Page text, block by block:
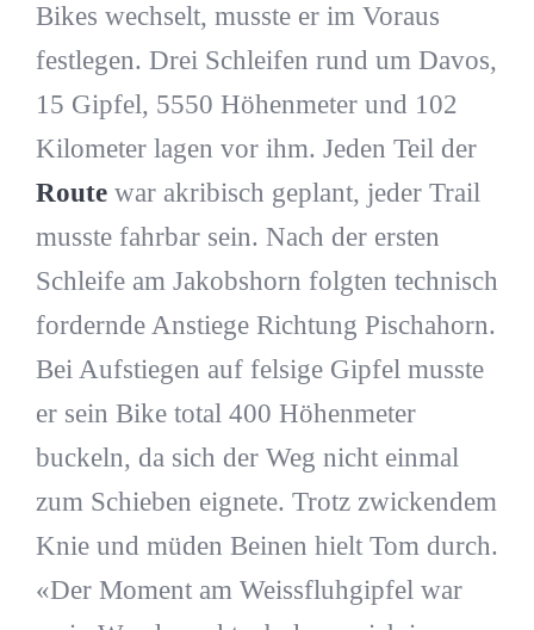
Bikes wechselt, musste er im Voraus
festlegen. Drei Schleifen rund um Davos,
15 Gipfel, 5550 Höhenmeter und 102
Kilometer lagen vor ihm. Jeden Teil der
Routewar akribisch geplant, jeder Trail
musste fahrbar sein. Nach der ersten
Schleife am Jakobshorn folgten technisch
fordernde Anstiege Richtung Pischahorn.
Bei Aufstiegen auf felsige Gipfel musste
er sein Bike total 400 Höhenmeter
buckeln, da sich der Weg nicht einmal
zum Schieben eignete. Trotz zwickendem
Knie und müden Beinen hielt Tom durch.
«Der Moment am Weissfluhgipfel war